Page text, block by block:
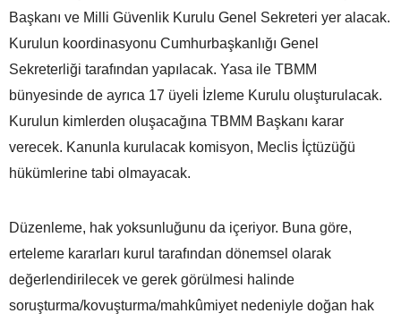
Başkanı ve Milli Güvenlik Kurulu Genel Sekreteri yer alacak.
Kurulun koordinasyonu Cumhurbaşkanlığı Genel
Sekreterliği tarafından yapılacak. Yasa ile TBMM
bünyesinde de ayrıca 17 üyeli İzleme Kurulu oluşturulacak.
Kurulun kimlerden oluşacağına TBMM Başkanı karar
verecek. Kanunla kurulacak komisyon, Meclis İçtüzüğü
hükümlerine tabi olmayacak.
Düzenleme, hak yoksunluğunu da içeriyor. Buna göre,
erteleme kararları kurul tarafından dönemsel olarak
değerlendirilecek ve gerek görülmesi halinde
soruşturma/kovuşturma/mahkûmiyet nedeniyle doğan hak